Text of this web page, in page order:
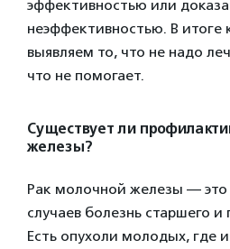
эффективностью или
неэффективностью. В итоге
выявляем то, что не надо
что не помогает.
Существует ли
железы?
Рак молочной железы — это
случаев болезнь старшего и
Есть опухоли молодых, где